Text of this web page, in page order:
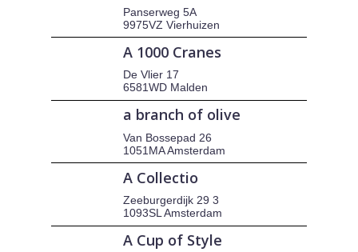
Panserweg 5A
9975VZ Vierhuizen
A 1000 Cranes
De Vlier 17
6581WD Malden
a branch of olive
Van Bossepad 26
1051MA Amsterdam
A Collectio
Zeeburgerdijk 29 3
1093SL Amsterdam
A Cup of Style